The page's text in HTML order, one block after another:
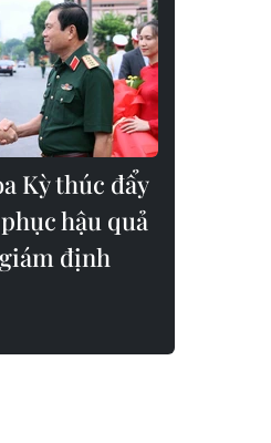
Kỳ thúc đẩy
hậu quả
định